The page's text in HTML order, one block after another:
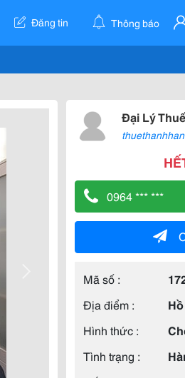
Đăng tin Thông báo
Đại Lý
0964 *** ***
Mã số :
Địa điểm :
Hình thức :
Tình trạng :